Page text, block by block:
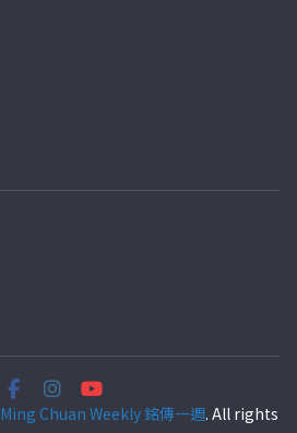
Ming Chuan Weekly 銘傳一週. All rights